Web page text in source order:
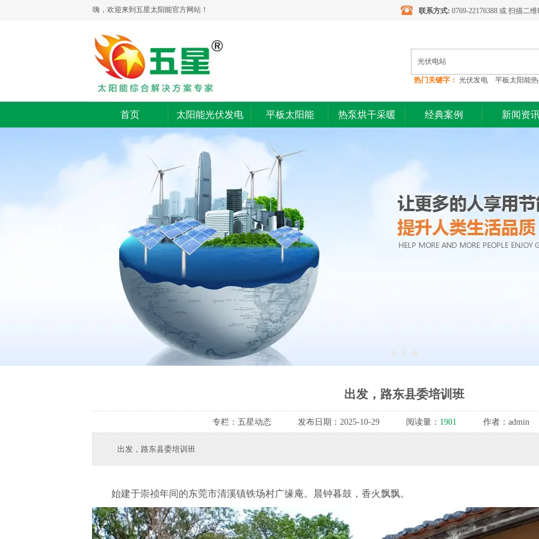
热门关键字： 光伏发电 平板太阳能
嗨，欢迎来到五星太阳能官方网站！ 联系方式: 0769-22176388 或 扫描二
首页 太阳能光伏发电 平板太阳能 热泵烘干采暖 经典案例 新闻资
出发，路东县委培训班
专栏： 五星动态 发布日期： 2025-10-29 阅读量： 1901 作者： admin
出发，路东县委培训班
始建于崇祯年间的东莞市清溪镇铁场村广缘庵。晨钟暮鼓，香火飘飘。